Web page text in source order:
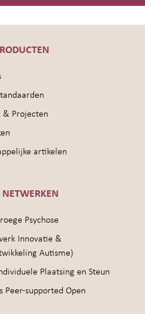
& Projecten
artikelen
NETWERKEN
Psychose
Innovatie &
Autisme)
Plaatsing en Steun
Peer-supported Open